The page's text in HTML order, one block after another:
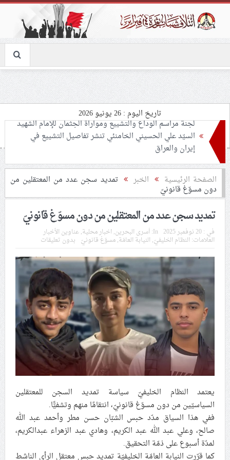
تاريخ اليوم : 26 يونيو 2026
تحذيرات من استغلال الأوضاع في غزّة لإشعال صراعات
داخليّة تخدم الاحتلال
ملفّ إنسانيّ مؤلم.. الأسيرات الفلسطينيّات بين القمع
والإهمال الطبي
55 مأتمًا وحسينيّة يعترضون على الإجراءات القمعيّة للنظام
في موسم عاشوراء
النظام الخليفيّ يدسّ عيونه بين المشاركين في مواكب العزاء
ويعتقل العشرات من الشبّان
الموقف الأسبوعيّ: شعب البحرين سيقطع الأيدي التي تنال
من شعائر عاشوراء.. ولن يساوم على هويّته وقيمه في
الحريّة والتحرير
مقال: عاشوراء البحرين… ميدان جهاد بالكلمة
الفقيه القائد قاسم: لن تقتلوا الحسين.. إنّ الحسين سيقتل
طاغوتيّتكم
انطلاق المحادثات الإيرانيّة- الأمريكيّة في سويسرا
الصفحة الرئيسية الخبر تمديد سجن عدد من المعتقلين من
دون مسوّغ قانونيّ
تمديد سجن عدد من المعتقلين من دون مسوّغ قانونيّ
في :20 نوفمبر 2025 In: أسرى البحرين, اخبار محلية,عناوين الأخبار
العلامات: النظام الخليفيّ, النيابة العامّة,مسوّغ قانونيّ بدون تعليقات
يعتمد النظام الخليفيّ سياسة تمديد السجن للمعتقلين
السياسيّين من دون مسوّغ قانونيّ، انتقامًا منهم وتشفيًّا.
ففي هذا السياق مدّد حبس الشبّان حسن مطر وأحمد عبد الله
صالح، وعلي عبد الله عبد الكريم، وهادي عبد الزهراء عبدالكريم،
لمدّة أسبوع على ذمّة التحقيق.
كما قرّرت النيابة العامّة الخليفيّة تمديد حبس معتقل الرأي الناشط